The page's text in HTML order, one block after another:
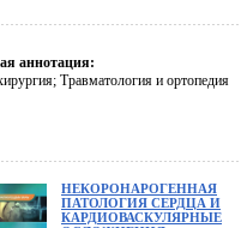
аннотация:
Травматология и ортопедия
НЕКОРОНАРОГЕННАЯ
ПАТОЛОГИЯ СЕРДЦА И
КАРДИОВАСКУЛЯРНЫЕ